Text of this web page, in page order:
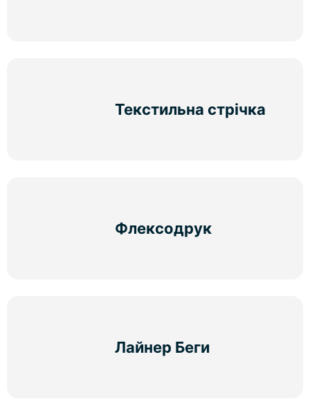
Текстильна стрічка
Флексодрук
Лайнер Беги